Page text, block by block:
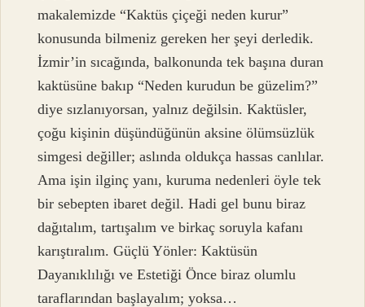
makalemizde “Kaktüs çiçeği neden kurur”
konusunda bilmeniz gereken her şeyi derledik.
İzmir’in sıcağında, balkonunda tek başına duran
kaktüsüne bakıp “Neden kurudun be güzelim?”
diye sızlanıyorsan, yalnız değilsin. Kaktüsler,
çoğu kişinin düşündüğünün aksine ölümsüzlük
simgesi değiller; aslında oldukça hassas canlılar.
Ama işin ilginç yanı, kuruma nedenleri öyle tek
bir sebepten ibaret değil. Hadi gel bunu biraz
dağıtalım, tartışalım ve birkaç soruyla kafanı
karıştıralım. Güçlü Yönler: Kaktüsün
Dayanıklılığı ve Estetiği Önce biraz olumlu
taraflarından başlayalım; yoksa…